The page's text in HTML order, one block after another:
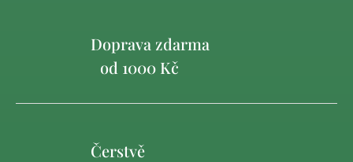
Doprava zdarma
od 1000 Kč
Čerstvě